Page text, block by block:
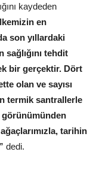
kaydeden
en
son yıllardaki
sağlığını tehdit
bir gerçektir. Dört
olan ve sayısı
termik santrallerle
tarihin
dedi.